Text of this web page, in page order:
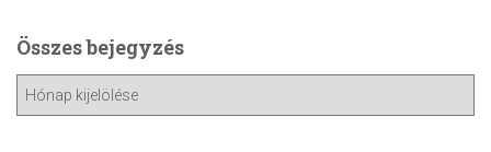
Összes bejegyzés